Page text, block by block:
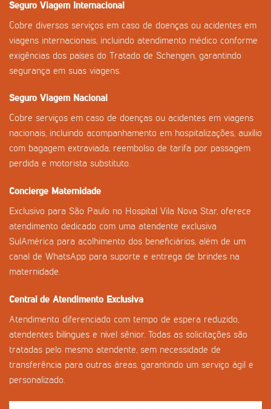
Seguro Viagem Internacional
Cobre diversos serviços em caso de doenças ou acidentes em
viagens internacionais, incluindo atendimento médico conforme
exigências dos países do Tratado de Schengen, garantindo
segurança em suas viagens.
Seguro Viagem Nacional
Cobre serviços em caso de doenças ou acidentes em viagens
nacionais, incluindo acompanhamento em hospitalizações, auxílio
com bagagem extraviada, reembolso de tarifa por passagem
perdida e motorista substituto.
Concierge Maternidade
Exclusivo para São Paulo no Hospital Vila Nova Star, oferece
atendimento dedicado com uma atendente exclusiva
SulAmérica para acolhimento dos beneficiários, além de um
canal de WhatsApp para suporte e entrega de brindes na
maternidade.
Central de Atendimento Exclusiva
Atendimento diferenciado com tempo de espera reduzido,
atendentes bilíngues e nível sênior. Todas as solicitações são
tratadas pelo mesmo atendente, sem necessidade de
transferência para outras áreas, garantindo um serviço ágil e
personalizado.